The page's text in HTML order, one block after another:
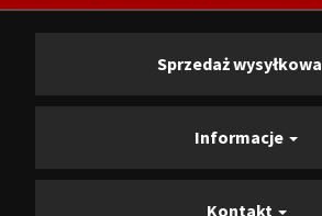
Sprzedaż wysyłkowa
Informacje
Kontakt